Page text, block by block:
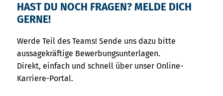
HAST DU NOCH FRAGEN? MELDE DICH
GERNE!
Werde Teil des Teams! Sende uns dazu bitte
aussagekräftige Bewerbungsunterlagen.
Direkt, einfach und schnell über unser Online-
Karriere-Portal.